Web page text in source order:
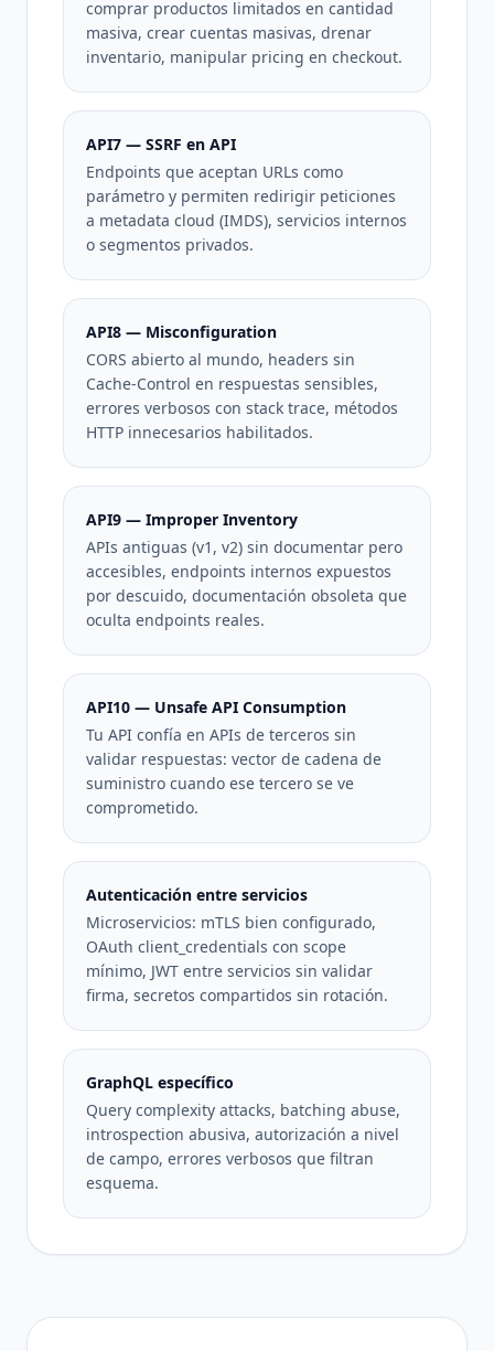
comprar productos limitados en cantidad
masiva, crear cuentas masivas, drenar
inventario, manipular pricing en checkout.
API7 — SSRF en API
Endpoints que aceptan URLs como
parámetro y permiten redirigir peticiones
a metadata cloud (IMDS), servicios internos
o segmentos privados.
API8 — Misconfiguration
CORS abierto al mundo, headers sin
Cache-Control en respuestas sensibles,
errores verbosos con stack trace, métodos
HTTP innecesarios habilitados.
API9 — Improper Inventory
APIs antiguas (v1, v2) sin documentar pero
accesibles, endpoints internos expuestos
por descuido, documentación obsoleta que
oculta endpoints reales.
API10 — Unsafe API Consumption
Tu API confía en APIs de terceros sin
validar respuestas: vector de cadena de
suministro cuando ese tercero se ve
comprometido.
Autenticación entre servicios
Microservicios: mTLS bien configurado,
OAuth client_credentials con scope
mínimo, JWT entre servicios sin validar
firma, secretos compartidos sin rotación.
GraphQL específico
Query complexity attacks, batching abuse,
introspection abusiva, autorización a nivel
de campo, errores verbosos que filtran
esquema.